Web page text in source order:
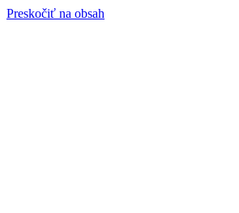
Preskočiť na obsah